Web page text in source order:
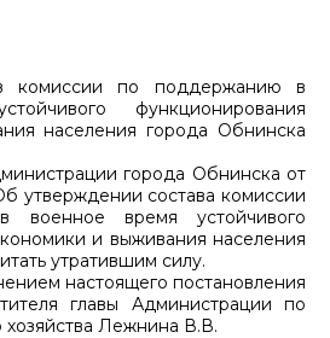
комиссии по поддержанию в
функционирования
населения города Обнинска
города Обнинска от
утверждении состава комиссии
время устойчивого
и выживания населения
утратившим силу.
настоящего постановления
главы Администрации по
хозяйства Лежнина В.В.